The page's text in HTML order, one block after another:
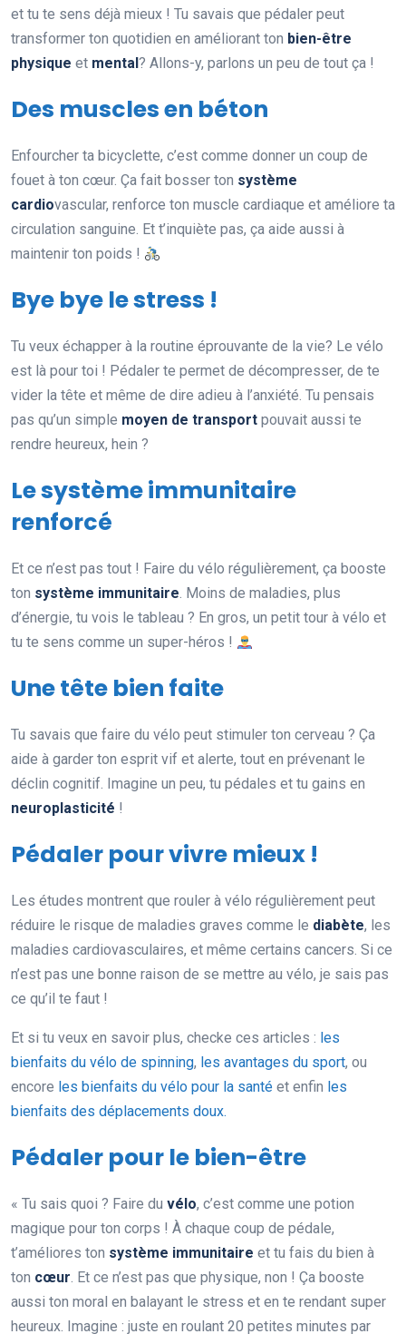
et tu te sens déjà mieux ! Tu savais que pédaler peut
transformer ton quotidien en améliorant ton bien-être
physique et mental ? Allons-y, parlons un peu de tout ça !
Des muscles en béton
Enfourcher ta bicyclette, c’est comme donner un coup de
fouet à ton cœur. Ça fait bosser ton système
cardiovascular, renforce ton muscle cardiaque et améliore ta
circulation sanguine. Et t’inquiète pas, ça aide aussi à
maintenir ton poids !
Bye bye le stress !
Tu veux échapper à la routine éprouvante de la vie? Le vélo
est là pour toi ! Pédaler te permet de décompresser, de te
vider la tête et même de dire adieu à l’anxiété. Tu pensais
pas qu’un simple moyen de transport pouvait aussi te
rendre heureux, hein ?
Le système immunitaire
renforcé
Et ce n’est pas tout ! Faire du vélo régulièrement, ça booste
ton système immunitaire. Moins de maladies, plus
d’énergie, tu vois le tableau ? En gros, un petit tour à vélo et
tu te sens comme un super-héros !
Une tête bien faite
Tu savais que faire du vélo peut stimuler ton cerveau ? Ça
aide à garder ton esprit vif et alerte, tout en prévenant le
déclin cognitif. Imagine un peu, tu pédales et tu gains en
neuroplasticité !
Pédaler pour vivre mieux !
Les études montrent que rouler à vélo régulièrement peut
réduire le risque de maladies graves comme le diabète, les
maladies cardiovasculaires, et même certains cancers. Si ce
n’est pas une bonne raison de se mettre au vélo, je sais pas
ce qu’il te faut !
Et si tu veux en savoir plus, checke ces articles : les
bienfaits du vélo de spinning, les avantages du sport, ou
encore les bienfaits du vélo pour la santé et enfin les
bienfaits des déplacements doux.
Pédaler pour le bien-être
« Tu sais quoi ? Faire du vélo, c’est comme une potion
magique pour ton corps ! À chaque coup de pédale,
t’améliores ton système immunitaire et tu fais du bien à
ton cœur. Et ce n’est pas que physique, non ! Ça booste
aussi ton moral en balayant le stress et en te rendant super
heureux. Imagine : juste en roulant 20 petites minutes par